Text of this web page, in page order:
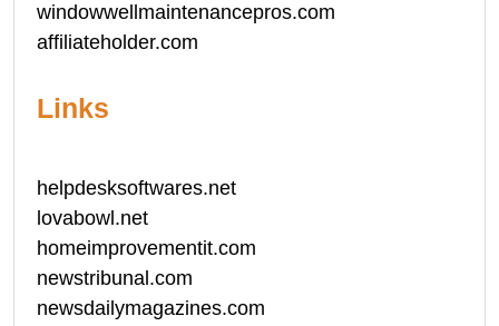
windowwellmaintenancepros.com
affiliateholder.com
Links
helpdesksoftwares.net
lovabowl.net
homeimprovementit.com
newstribunal.com
newsdailymagazines.com